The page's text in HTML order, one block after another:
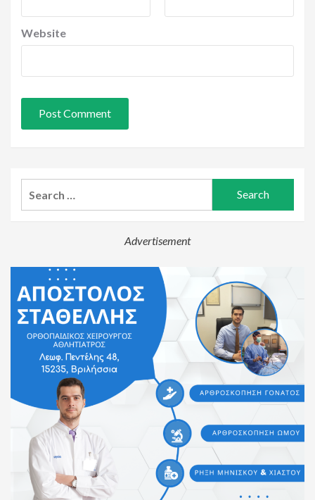
Website
Advertisement